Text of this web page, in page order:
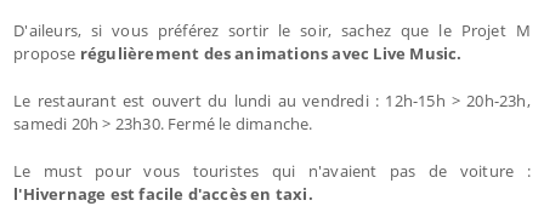
D'aileurs, si vous préférez sortir le soir, sachez que le Projet M
propose régulièrement des animations avec Live Music.
Le restaurant est ouvert du lundi au vendredi : 12h-15h > 20h-23h,
samedi 20h > 23h30. Fermé le dimanche.
Le must pour vous touristes qui n'avaient pas de voiture :
l'Hivernage est facile d'accès en taxi.